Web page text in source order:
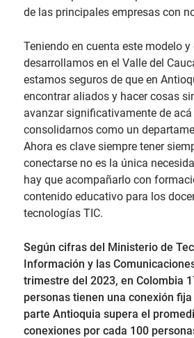
de las principales empresas con
Teniendo en cuenta este modelo y
desarrollamos en el Valle del
estamos seguros de que en
encontrar aliados y hacer cosas
avanzar significativamente de
consolidarnos como un
Ahora es clave siempre tener
conectarse no es la única
hay que acompañarlo con
contenido educativo para los
tecnologías TIC.
Según cifras del Ministerio de
Información y las
trimestre del 2023, en Colombia
personas tienen una conexión
parte Antioquia supera el
conexiones por cada 100